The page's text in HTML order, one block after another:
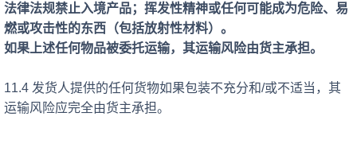
法律法规禁止入境产品；挥发性精神或任何可能成为危险、易
燃或攻击性的东西（包括放射性材料）。
如果上述任何物品被委托运输，其运输风险由货主承担。
11.4 发货人提供的任何货物如果包装不充分和/或不适当，其
运输风险应完全由货主承担。